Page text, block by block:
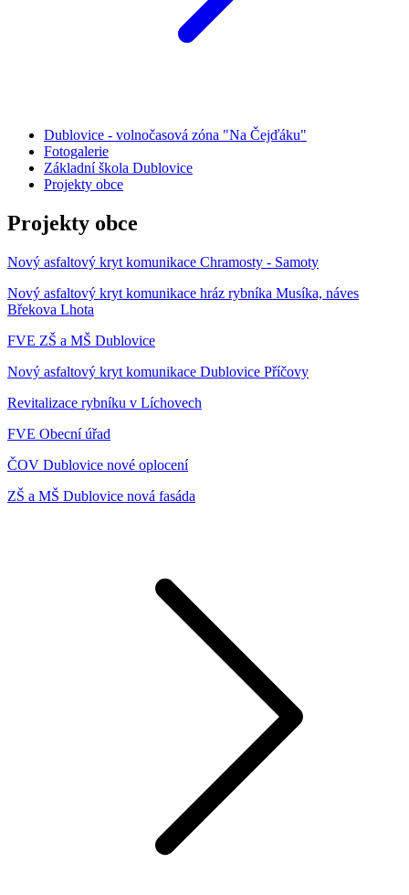
Dublovice - volnočasová zóna "Na Čejďáku"
Fotogalerie
Základní škola Dublovice
Projekty obce
Projekty obce
Nový asfaltový kryt komunikace Chramosty - Samoty
Nový asfaltový kryt komunikace hráz rybníka Musíka, náves
Břekova Lhota
FVE ZŠ a MŠ Dublovice
Nový asfaltový kryt komunikace Dublovice Příčovy
Revitalizace rybníku v Líchovech
FVE Obecní úřad
ČOV Dublovice nové oplocení
ZŠ a MŠ Dublovice nová fasáda